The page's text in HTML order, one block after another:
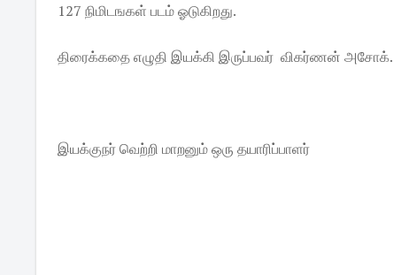
127 நிமிடஙகள் படம் ஓடுகிறது.
திரைக்கதை எழுதி இயக்கி இருப்பவர் விகர்ணன் அசோக்.
இயக்குநர் வெற்றி மாறனும் ஒரு தயாரிப்பாளர்